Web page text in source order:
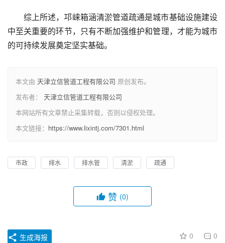
综上所述，邛崃箱涵清淤管道疏通是城市基础设施建设
中至关重要的环节，只有不断加强维护和管理，才能为城市
的可持续发展奠定坚实基础。
本文由 天津立信管道工程有限公司 原创发布。
发布者： 天津立信管道工程有限公司
本网站所有文章禁止采集转载，否则以侵权处理。
本文链接： https://www.lixintj.com/7301.html
市政 排水 排水管 清淤 疏通
赞 (0)
0 0
生成海报